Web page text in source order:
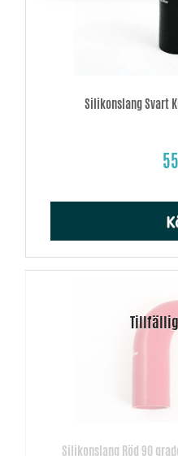
Silikonslang Svart
Silikonslang Röd 90